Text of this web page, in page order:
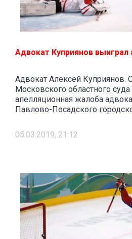
Адвокат Куприянов выиграл
Адвокат Алексей Куприянов.
Московского областного
апелляционная жалоба
Павлово-Посадского
05.03.2019, 21:12